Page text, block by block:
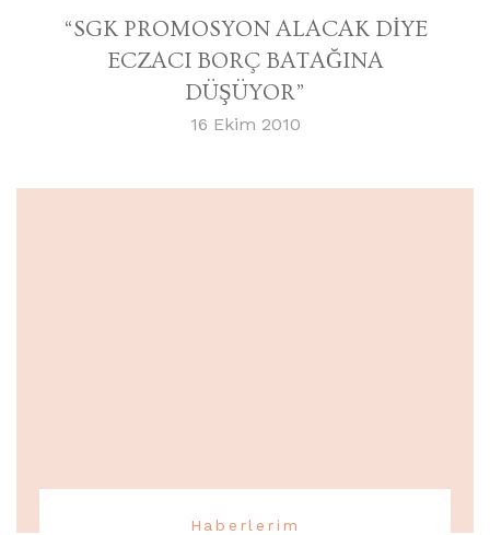
“SGK PROMOSYON ALACAK DİYE
ECZACI BORÇ BATAĞINA
DÜŞÜYOR”
16 Ekim 2010
Haberlerim